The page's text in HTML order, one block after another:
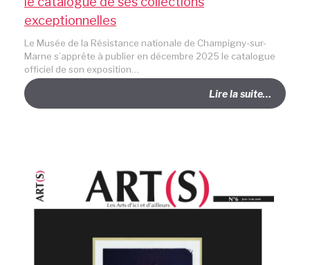
exceptionnelles
Le Musée de la Résistance nationale de Champigny-sur-
Marne s’apprête à publier en décembre 2025 le catalogue
officiel de son exposition…
Lire la suite…